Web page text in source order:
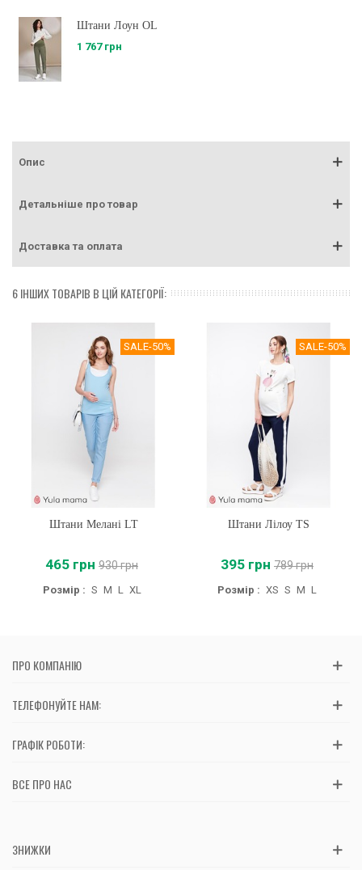
Штани Лоун OL
1 767 грн
Опис
Детальніше про товар
Доставка та оплата
6 ІНШИХ ТОВАРІВ В ЦІЙ КАТЕГОРІЇ:
SALE-50%
Штани Мелані LT
465 грн 930 грн
Розмір : S M L XL
SALE-50%
Штани Лілоу TS
395 грн 789 грн
Розмір : XS S M L
ПРО КОМПАНІЮ
ТЕЛЕФОНУЙТЕ НАМ:
ГРАФІК РОБОТИ:
ВСЕ ПРО НАС
ЗНИЖКИ